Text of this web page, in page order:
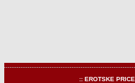
:: EROTSKE PRICE